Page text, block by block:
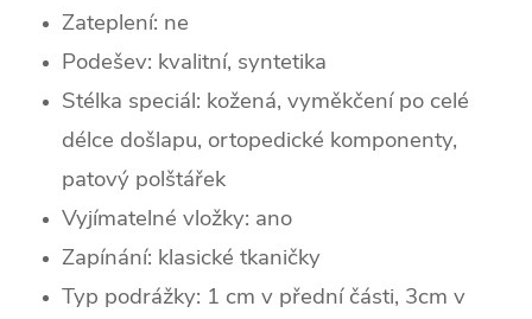
Zateplení: ne
Podešev: kvalitní, syntetika
Stélka speciál: kožená, vyměkčení po celé
délce došlapu, ortopedické komponenty,
patový polštářek
Vyjímatelné vložky: ano
Zapínání: klasické tkaničky
Typ podrážky: 1 cm v přední části, 3cm v